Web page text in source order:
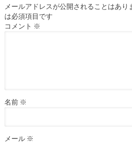
メールアドレスが公開されることはあり
は必須項目です
コメント ※
名前 ※
メール ※